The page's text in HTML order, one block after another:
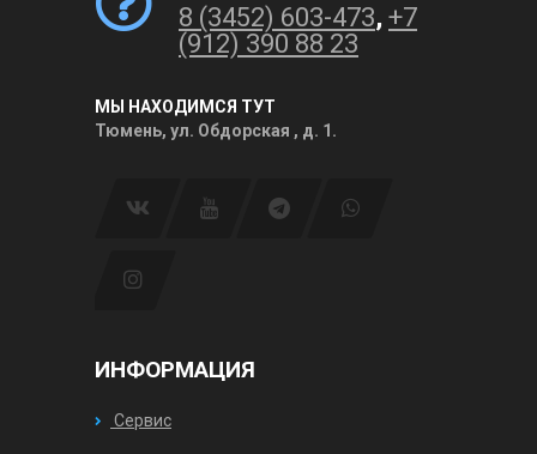
8 (3452) 603-473, +7
(912) 390 88 23
МЫ НАХОДИМСЯ ТУТ
Тюмень, ул. Обдорская , д. 1.
ИНФОРМАЦИЯ
Сервис